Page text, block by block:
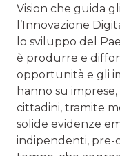
Vision che guida
l’Innovazione
lo sviluppo del
è produrre e
opportunità e gli
hanno su
cittadini, tramite
solide evidenze
indipendenti, pre-